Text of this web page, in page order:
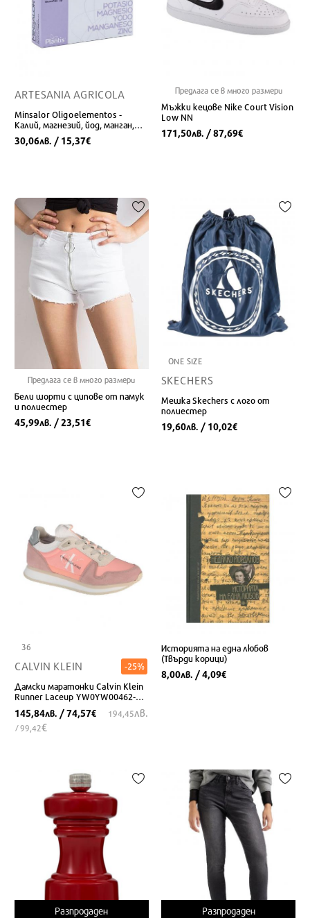
ARTESANIA AGRICOLA
Minsalor Oligoelementos -
Калий, магнезий, йод, манган,
цинк / За редукция на теглото,
20 ампули за пиене
30,06лв. / 15,37€
Предлага се в много размери
Мъжки кецове Nike Court Vision
Low NN
171,50лв. / 87,69€
Предлага се в много размери
Бели шорти с ципове от памук
и полиестер
45,99лв. / 23,51€
ONE SIZE
SKECHERS
Мешка Skechers с лого от
полиестер
19,60лв. / 10,02€
36
CALVIN KLEIN
-25%
Дамски маратонки Calvin Klein
Runner Laceup YW0YW00462-
145,84лв. / 74,57€ 194,45лв.
/ 99,42€
Историята на една любов
(Твърди корици)
8,00лв. / 4,09€
Разпродаден Разпродаден